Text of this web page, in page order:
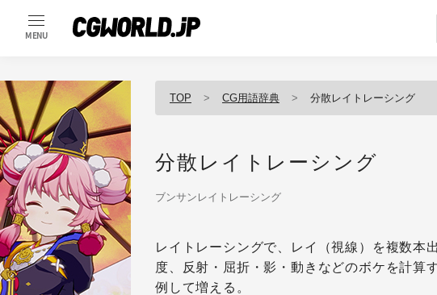
MENU
TOP CG用語辞典 分散レイトレーシング
分散レイトレーシング
ブンサンレイトレーシング
レイトレーシングで、レイ（視線）を複数本
度、反射・屈折・影・動きなどのボケを計算
例して増える。